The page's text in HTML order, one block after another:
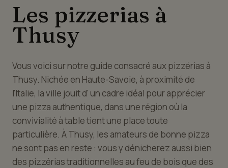
Les pizzerias à
Thusy
Vous voici sur notre guide consacré aux pizzérias à
Thusy. Nichée en Haute-Savoie, à proximité de
l'Italie, la ville jouit d' un cadre idéal pour apprécier
une pizza authentique, dans une région où la
convivialité à table tient une place toute
particulière. À Thusy, les amateurs de bonne pizza
ne sont pas en reste : vous y dénicherez aussi bien
des pizzérias traditionnelles au feu de bois que des